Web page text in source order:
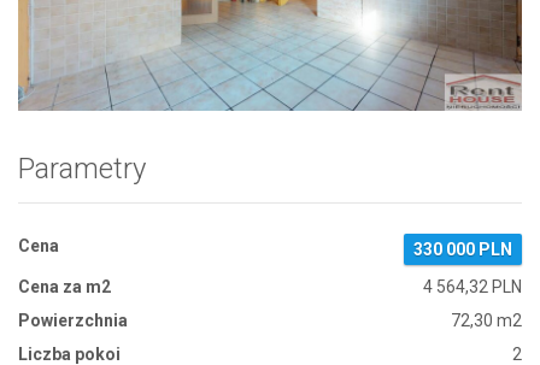
Zdjęcie 1
Parametry
Cena
330 000 PLN
Cena za m2
4 564,32 PLN
Powierzchnia
72,30 m2
Liczba pokoi
2